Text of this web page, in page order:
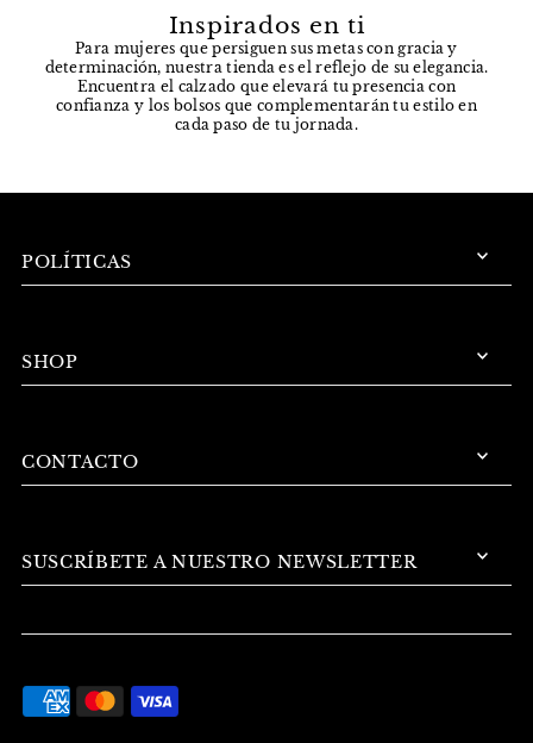
Inspirados en ti
Para mujeres que persiguen sus metas con gracia y
determinación, nuestra tienda es el reflejo de su elegancia.
Encuentra el calzado que elevará tu presencia con
confianza y los bolsos que complementarán tu estilo en
cada paso de tu jornada.
POLÍTICAS
SHOP
CONTACTO
SUSCRÍBETE A NUESTRO NEWSLETTER